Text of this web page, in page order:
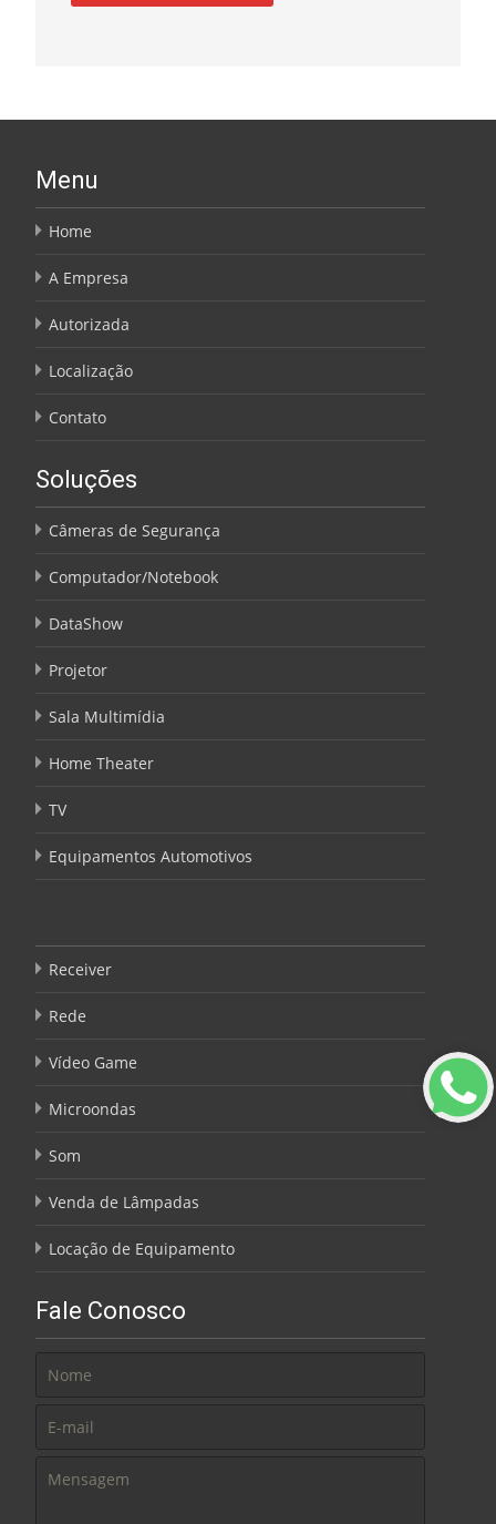
Menu
Home
A Empresa
Autorizada
Localização
Contato
Soluções
Câmeras de Segurança
Computador/Notebook
DataShow
Projetor
Sala Multimídia
Home Theater
TV
Equipamentos Automotivos
Receiver
Rede
Vídeo Game
Microondas
Som
Venda de Lâmpadas
Locação de Equipamento
Fale Conosco